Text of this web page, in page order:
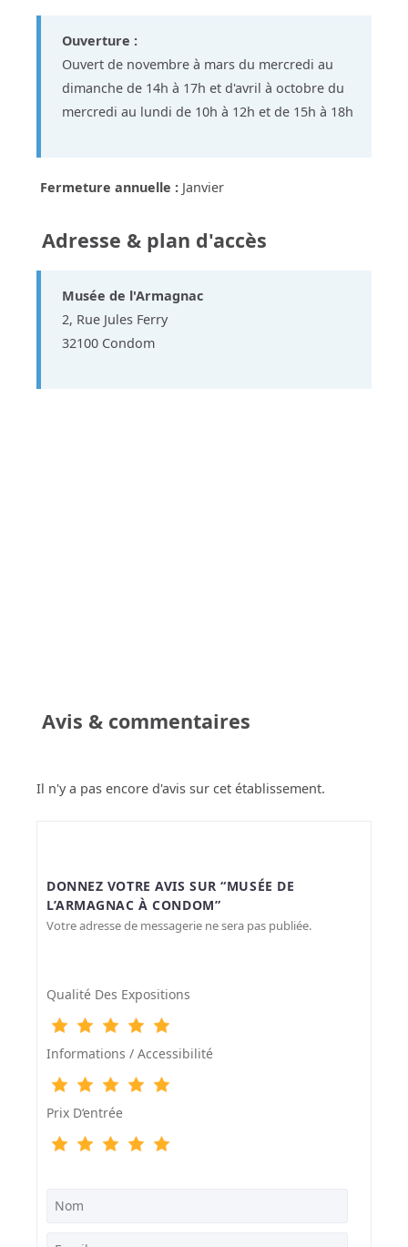
Ouverture :
Ouvert de novembre à mars du mercredi au
dimanche de 14h à 17h et d'avril à octobre du
mercredi au lundi de 10h à 12h et de 15h à 18h
Fermeture annuelle : Janvier
Adresse & plan d'accès
Musée de l'Armagnac
2, Rue Jules Ferry
32100 Condom
Avis & commentaires
Il n'y a pas encore d'avis sur cet établissement.
DONNEZ VOTRE AVIS SUR “MUSÉE DE
L’ARMAGNAC À CONDOM”
Votre adresse de messagerie ne sera pas publiée.
Qualité Des Expositions
Informations / Accessibilité
Prix D‘entrée